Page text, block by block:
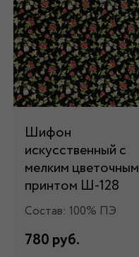
Шифон
искусственный с
мелким цветочным
принтом Ш-128
Состав: 100% ПЭ
780 руб.